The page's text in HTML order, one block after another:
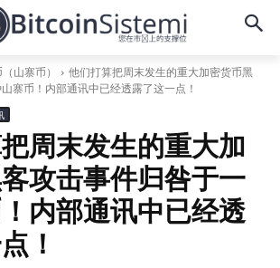
山寨币）
他们打算把周末发生的重大加密货币黑
寨币！内部通讯中已经透露了这一点！
周末发生的重大加
攻击事件归咎于一
内部通讯中已经透
！